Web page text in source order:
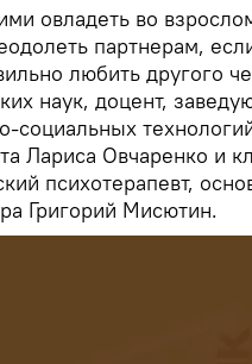
овладеть во
партнерам,
любить другого
наук, доцент,
социальных
Лариса Овчаренко и
психотерапевт,
Григорий Мисютин.